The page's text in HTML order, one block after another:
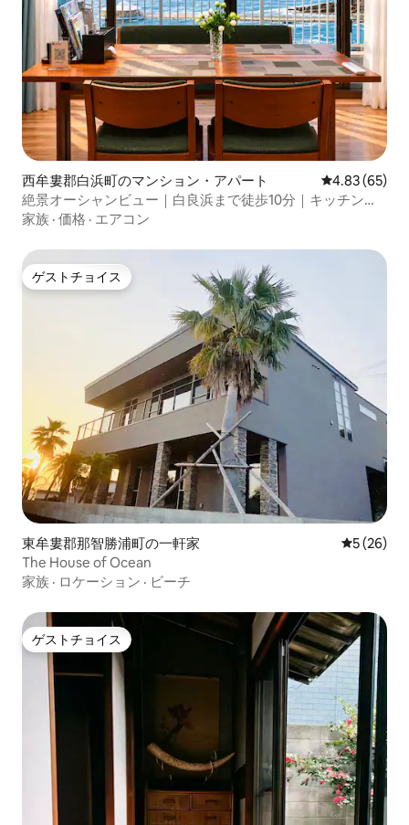
西牟婁郡白浜町のマンション・アパート レビュー65
4.83 (65)
絶景オーシャンビュー｜白良浜まで徒歩10分｜キッチン完
備｜無料駐車場あり
家族 · 価格 · エアコン
ゲストチョイス
ゲストチョイス
東牟婁郡那智勝浦町の一軒家 レビュー
5 (26)
The House of Ocean
家族 · ロケーション · ビーチ
ゲストチョイス
ゲストチョイス